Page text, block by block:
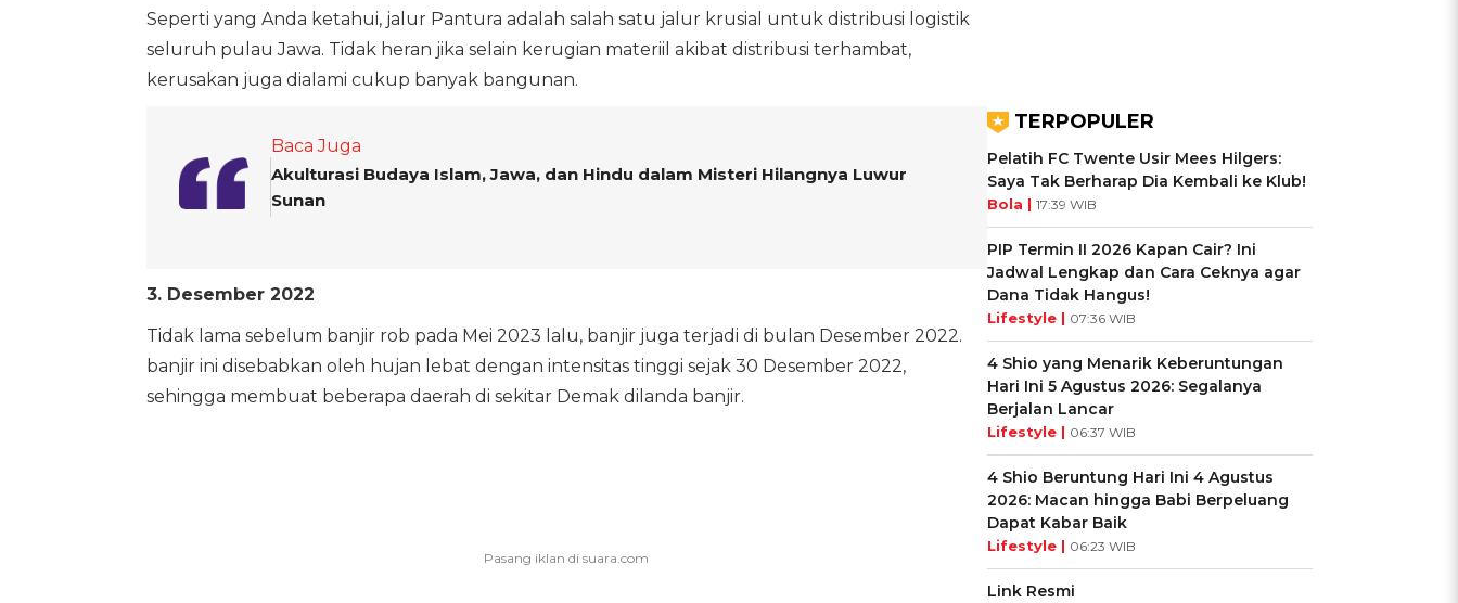
Seperti yang Anda ketahui, jalur Pantura adalah salah satu jalur krusial untuk distribusi logistik
seluruh pulau Jawa. Tidak heran jika selain kerugian materiil akibat distribusi terhambat,
kerusakan juga dialami cukup banyak bangunan.
Baca Juga
Akulturasi Budaya Islam, Jawa, dan Hindu dalam Misteri Hilangnya Luwur
Sunan
3. Desember 2022
Tidak lama sebelum banjir rob pada Mei 2023 lalu, banjir juga terjadi di bulan Desember 2022.
banjir ini disebabkan oleh hujan lebat dengan intensitas tinggi sejak 30 Desember 2022,
sehingga membuat beberapa daerah di sekitar Demak dilanda banjir.
TERPOPULER
Pelatih FC Twente Usir Mees Hilgers:
Saya Tak Berharap Dia Kembali ke Klub!
Bola | 17:39 WIB
PIP Termin II 2026 Kapan Cair? Ini
Jadwal Lengkap dan Cara Ceknya agar
Dana Tidak Hangus!
Lifestyle | 07:36 WIB
4 Shio yang Menarik Keberuntungan
Hari Ini 5 Agustus 2026: Segalanya
Berjalan Lancar
Lifestyle | 06:37 WIB
4 Shio Beruntung Hari Ini 4 Agustus
2026: Macan hingga Babi Berpeluang
Dapat Kabar Baik
Lifestyle | 06:23 WIB
Link Resmi